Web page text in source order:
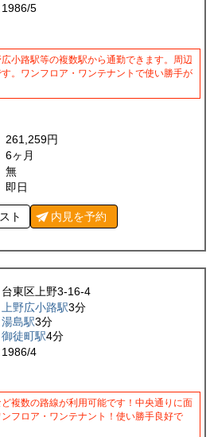
1986/5
小路駅等の複数駅から通勤できます。周辺
。ワンフロア・ワンテナントで使い勝手が
261,259円
6ヶ月
無
即日
ト 内見を予約
台東区上野3-16-4
上野広小路駅3分
湯島駅3分
御徒町駅4分
1986/4
複数の路線が利用可能です！中央通りに面
フロア・ワンテナント！使い勝手良好で